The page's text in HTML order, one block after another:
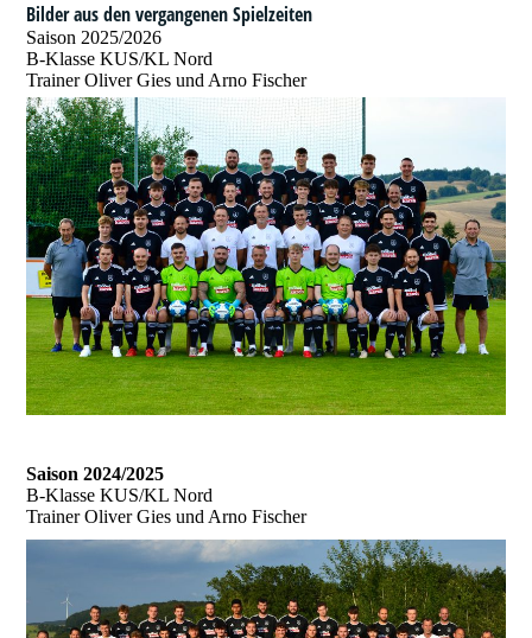
Bilder aus den vergangenen Spielzeiten
Saison 2025/2026
B-Klasse KUS/KL Nord
Trainer Oliver Gies und Arno Fischer
Saison 2024/2025
B-Klasse KUS/KL Nord
Trainer Oliver Gies und Arno Fischer